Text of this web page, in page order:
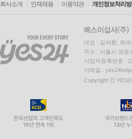
회사소개 인재채용 이용약관 개인정보처리
대표 : 김석환, 최세
주소 : 서울시 영등
사업자등록번호 :
이메일 :
Copyright ⓒ